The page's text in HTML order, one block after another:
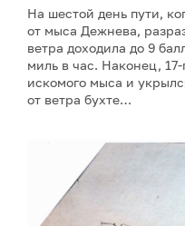
На шестой день пути,
от мыса Дежнева,
ветра доходила до 9
миль в час. Наконец,
искомого мыса и
от ветра бухте…